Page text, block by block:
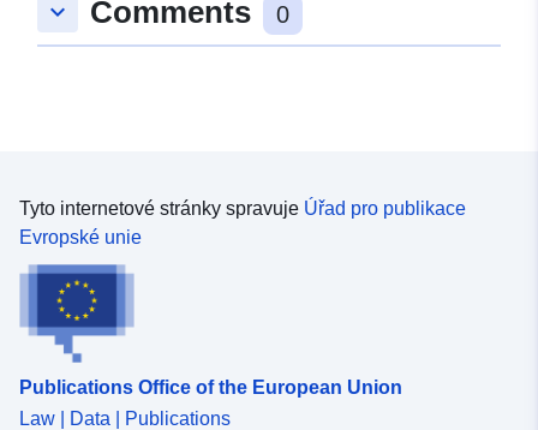
keyboard_arrow_down Comments 0
Tyto internetové stránky spravuje Úřad pro publikace
Evropské unie
Publications Office of the European Union
Law | Data | Publications